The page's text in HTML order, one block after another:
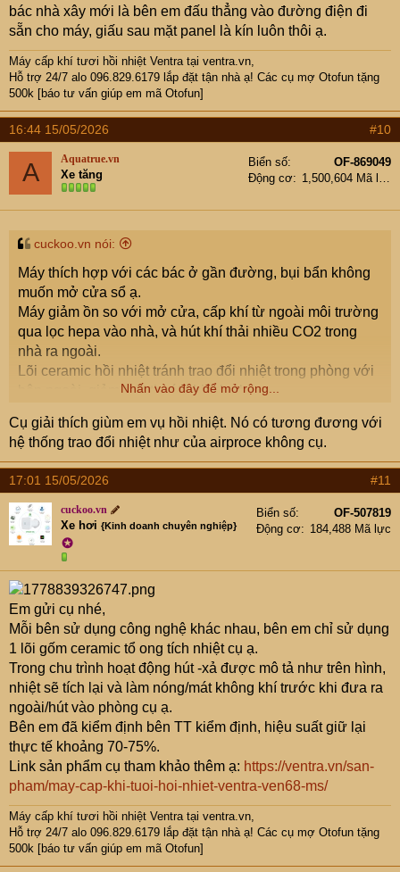
bác nhà xây mới là bên em đấu thẳng vào đường điện đi
sẵn cho máy, giấu sau mặt panel là kín luôn thôi ạ.
Máy cấp khí tươi hồi nhiệt Ventra tại ventra.vn,
Hỗ trợ 24/7 alo 096.829.6179 lắp đặt tận nhà ạ! Các cụ mợ Otofun tặng
500k [báo tư vấn giúp em mã Otofun]
16:44 15/05/2026 #10
A Aquatrue.vn
Xe tăng
Biển số
OF-869049
Động cơ
cuckoo.vn nói:
Máy thích hợp với các bác ở gần đường, bụi bẩn không
muốn mở cửa sổ ạ.
Máy giảm ồn so với mở cửa, cấp khí từ ngoài môi trường
qua lọc hepa vào nhà, và hút khí thải nhiều CO2 trong
nhà ra ngoài.
Lõi ceramic hồi nhiệt tránh trao đổi nhiệt trong phòng với
bên ngoài, giảm thất thoát nhiệt lạnh.
24/7 hầu như không tốn điện ạ.
ps: Khách đường Hoàng Quốc Việt ạ.
Nhấn vào đây để mở rộng...
Cụ giải thích giùm em vụ hồi nhiệt. Nó có tương đương với
hệ thống trao đổi nhiệt như của airproce không cụ.
17:01 15/05/2026 #11
cuckoo.vn
Xe hơi {Kinh doanh chuyên nghiệp}
✪
Biển số
OF-507819
Động cơ
184,488 Mã lực
Em gửi cụ nhé,
Mỗi bên sử dụng công nghệ khác nhau, bên em chỉ sử dụng
1 lõi gốm ceramic tổ ong tích nhiệt cụ ạ.
Trong chu trình hoạt động hút -xả được mô tả như trên hình,
nhiệt sẽ tích lại và làm nóng/mát không khí trước khi đưa ra
ngoài/hút vào phòng cụ ạ.
Bên em đã kiểm định bên TT kiểm định, hiệu suất giữ lại
thực tế khoảng 70-75%.
Link sản phẩm cụ tham khảo thêm ạ: https://ventra.vn/san-
pham/may-cap-khi-tuoi-hoi-nhiet-ventra-ven68-ms/
Máy cấp khí tươi hồi nhiệt Ventra tại ventra.vn,
Hỗ trợ 24/7 alo 096.829.6179 lắp đặt tận nhà ạ! Các cụ mợ Otofun tặng
500k [báo tư vấn giúp em mã Otofun]